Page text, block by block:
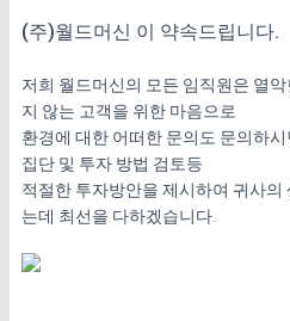
(주)월드머신 이 약속드립니다.
저희 월드머신의 모든 임직원은 열
지 않는 고객을 위한 마음으로
환경에 대한 어떠한 문의도 문의하
집단 및 투자 방법 검토등
적절한 투자방안을 제시하여 귀사
는데 최선을 다하겠습니다.